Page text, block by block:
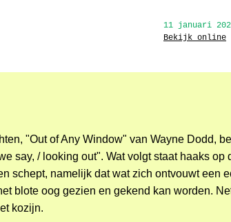
11 januari
Bekijk online
"Out of Any Window" van Wayne Dodd,
say, / looking out". Wat volgt staat haaks op
schept, namelijk dat wat zich ontvouwt een
blote oog gezien en gekend kan worden.
kozijn.